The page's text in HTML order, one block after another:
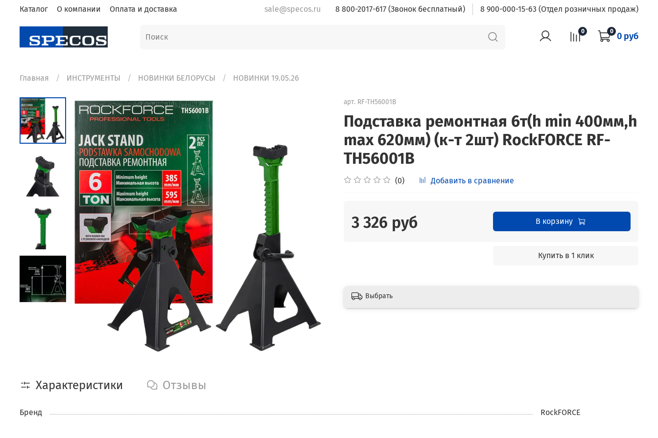
Каталог О компании Оплата и доставка sale@specos.ru 8 800-2017-617 (Звонок бесплатный) 8 900-000-15-63 (Отдел розничных продаж)
0 0 0 руб
Главная ИНСТРУМЕНТЫ НОВИНКИ БЕЛОРУСЫ НОВИНКИ 19.05.26
арт. RF-TH56001B
Подставка ремонтная 6т(h min 400мм,h
max 620мм) (к-т 2шт) RockFORCE RF-
TH56001B
(0) Добавить в сравнение
3 326 руб В корзину
Купить в 1 клик
Выбрать
Характеристики Отзывы
Бренд RockFORCE